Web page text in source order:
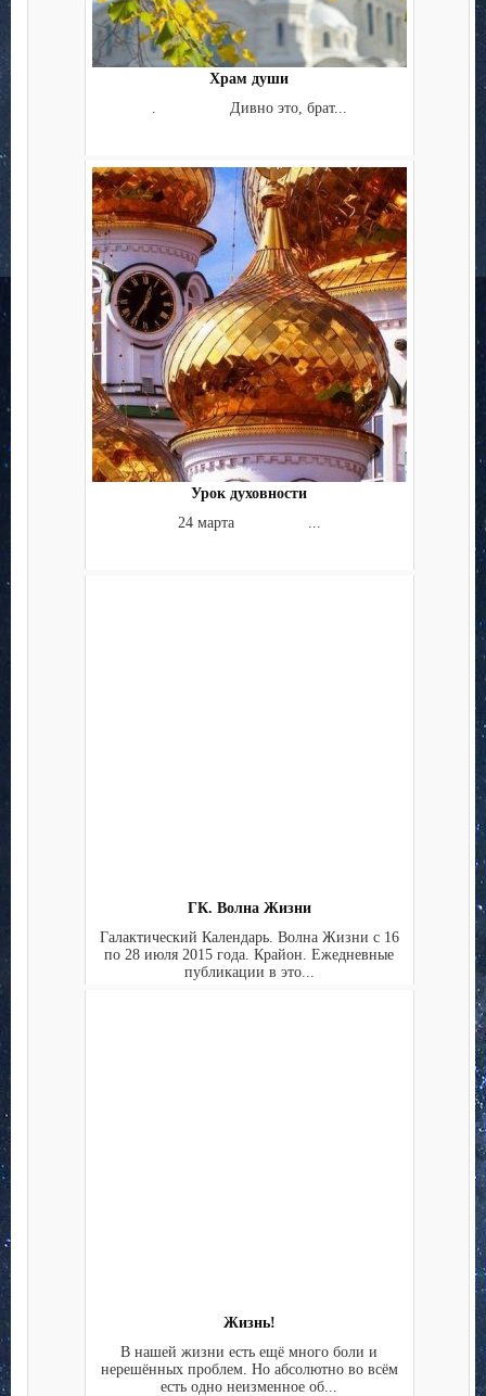
Храм души
. Дивно это, брат...
Урок духовности
24 марта ...
ГК. Волна Жизни
Галактический Календарь. Волна Жизни с 16
по 28 июля 2015 года. Крайон. Ежедневные
публикации в это...
Жизнь!
В нашей жизни есть ещё много боли и
нерешённых проблем. Но абсолютно во всём
есть одно неизменное об...